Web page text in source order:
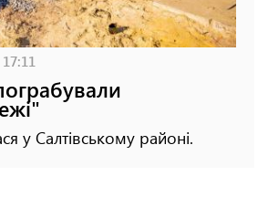
у Салтівському районі.